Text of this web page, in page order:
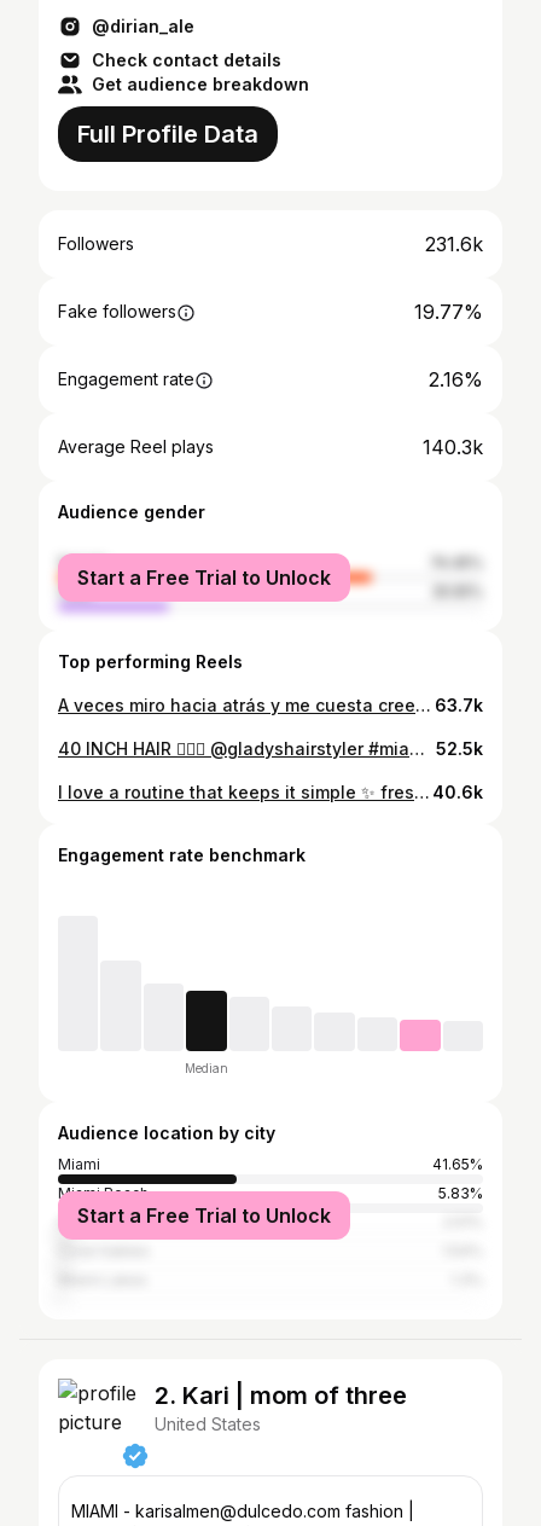
@dirian_ale
Check contact details
Get audience breakdown
Full Profile Data
Followers 231.6k
Fake followers 19.77%
Engagement rate 2.16%
Average Reel plays 140.3k
Audience gender
female
male
Start a Free Trial to Unlock
Top performing Reels
A veces miro hacia atrás y me cuesta creer todo lo que hemos vivido, todo lo que hemos superado y todo lo que Dios ha hecho en nuestra historia. No ha sido un camino perfecto, pero sí uno lleno de amor, aprendizaje, paciencia y esperanza. Gracias por ser mi hogar, por caminar a mi lado incluso en los días difíciles y por seguir eligiéndonos una y otra vez. Contigo aprendí que el amor verdadero no se mide por los momentos fáciles, sino por la decisión de permanecer, crecer y construir juntos. Gracias por regalarme la familia con la que soñé desde niña. Verte ser el mejor esposo y el mejor papá para nuestros hijos es uno de los regalos más grandes que la vida me ha dado. Hoy solo puedo darle gracias a Dios por escribir nuestra historia. Oro para que siga guiando cada uno de nuestros pasos y que nunca nos falten el amor, el respeto, la complicidad y la fe que nos han sostenido hasta aquí. Te volvería a elegir una y mil veces más. Feliz aniversario, mi amor. Que lo mejor de nuestra historia todavía esté por venir. 🤍✨ 63.7k
40 INCH HAIR 💇🏻‍♀️ @gladyshairstyler #miamiinfluencer #hair #hairgoals #macroinfluencer #haircare 52.5k
I love a routine that keeps it simple ✨ fresh, glowing skin in minutes.@covergirl #covergirl #covergirlpartner #easybreezybeautiful #miamiinfluencer #grwm 40.6k
Engagement rate benchmark
Median
Audience location by city
Miami
41.65%
Miami Beach
5.83%
Hialeah
Start a Free Trial to Unlock
2. Kari | mom of three
United States
MIAMI - karisalmen@dulcedo.com fashion |